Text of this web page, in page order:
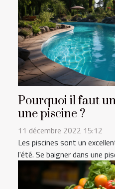
Pourquoi il faut
une piscine ?
11 décembre 2022 15:12
Les piscines sont un
l'été. Se baigner dans une